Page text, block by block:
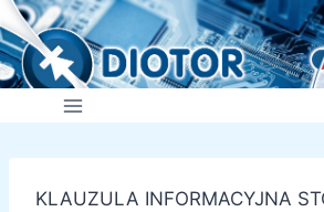
Przejdź
do
treści
KLAUZULA INFORMACYJNA